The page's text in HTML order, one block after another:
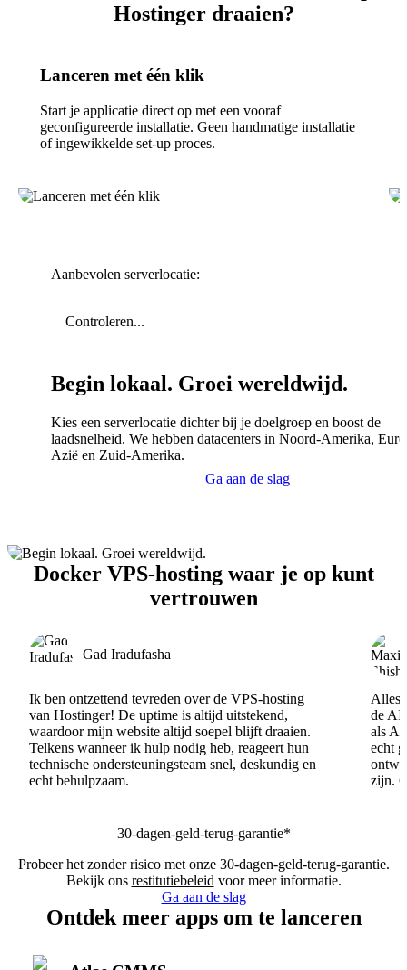
Hostinger draaien?
Lanceren met één klik
Start je applicatie direct op met een vooraf
geconfigureerde installatie. Geen handmatige installatie
of ingewikkelde set-up proces.
Aanbevolen serverlocatie:
Controleren...
Begin lokaal. Groei wereldwijd.
Kies een serverlocatie dichter bij je doelgroep en boost de
laadsnelheid. We hebben datacenters in Noord-Amerika,
Azië en Zuid-Amerika.
Ga aan de slag
Docker VPS-hosting waar je op kunt
vertrouwen
Gad Iradufasha
Ik ben ontzettend tevreden over de VPS-hosting
van Hostinger! De uptime is altijd uitstekend,
waardoor mijn website altijd soepel blijft draaien.
Telkens wanneer ik hulp nodig heb, reageert hun
technische ondersteuningsteam snel, deskundig en
echt behulpzaam.
Alles
de
als AI
echt
zijn.
30-dagen-geld-terug-garantie*
Probeer het zonder risico met onze 30-dagen-geld-terug-garantie.
Bekijk ons restitutiebeleid voor meer informatie.
Ga aan de slag
Ontdek meer apps om te lanceren